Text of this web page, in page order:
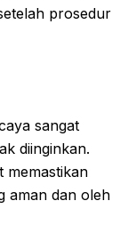
prosedur
sangat
diinginkan.
memastikan
aman dan oleh